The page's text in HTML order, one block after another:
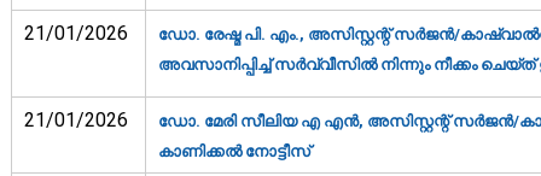
21/01/2026
ഡോ. രേഷ്മ പി. എം., അസിസ്റ്റന്റ് സര്‍ജന്‍/
അവസാനിപ്പിച്ച് സര്‍വ്വീസില്‍ നിന്നും നീക്കം
21/01/2026
ഡോ. മേരി സീലിയ എ എന്‍, അസിസ്റ്റന്റ് സര്‍ജന്‍/
കാണിക്കല്‍ നോട്ടീസ്‌